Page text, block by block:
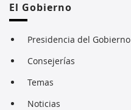
El Gobierno
Presidencia del Gobierno
Consejerías
Temas
Noticias